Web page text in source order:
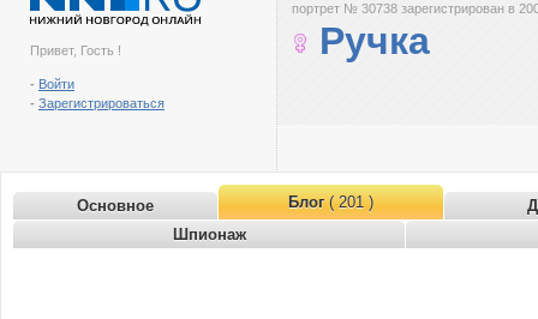
Привет, Гость !
- Войти
- Зарегистрироваться
портрет № 30738 зарегистрирован в
Ручка
Основное Блог( 201 )
Шпионаж